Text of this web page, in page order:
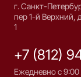
г. Санкт-
пер 1-й
1
+7 (812)
Ежедневно с 9:00